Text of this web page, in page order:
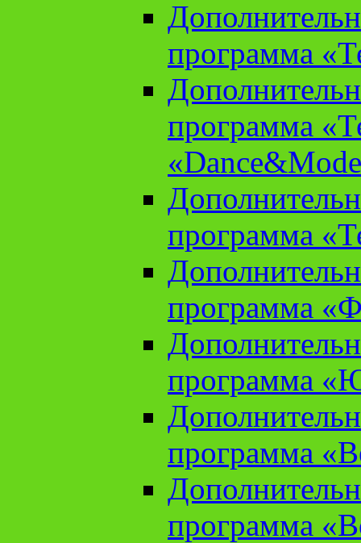
программа
программа
программа
программа
программа
программа
программа